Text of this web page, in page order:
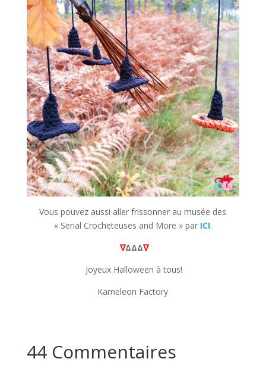
Vous pouvez aussi aller frissonner au musée des
« Serial Crocheteuses and More » par ICI.
∇ΔΔΔ∇
Joyeux Halloween à tous!
Kameleon Factory
44 Commentaires